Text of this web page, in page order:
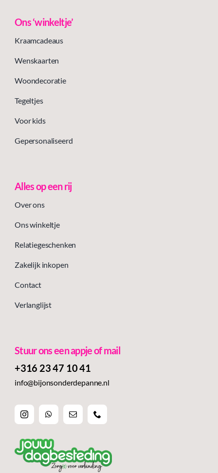
Ons ‘winkeltje’
Kraamcadeaus
Wenskaarten
Woondecoratie
Tegeltjes
Voor kids
Gepersonaliseerd
Alles op een rij
Over ons
Ons winkeltje
Relatiegeschenken
Zakelijk inkopen
Contact
Verlanglijst
Stuur ons een appje of mail
+316 23 47 10 41‬
info@bijonsonderdepanne.nl